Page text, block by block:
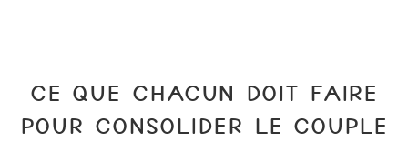
CE QUE CHACUN DOIT FAIRE
POUR CONSOLIDER LE COUPLE